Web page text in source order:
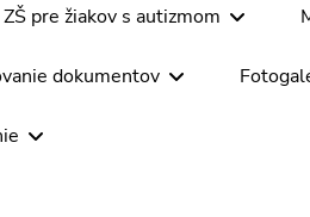
ZŠ pre žiakov s autizmom
dokumentov